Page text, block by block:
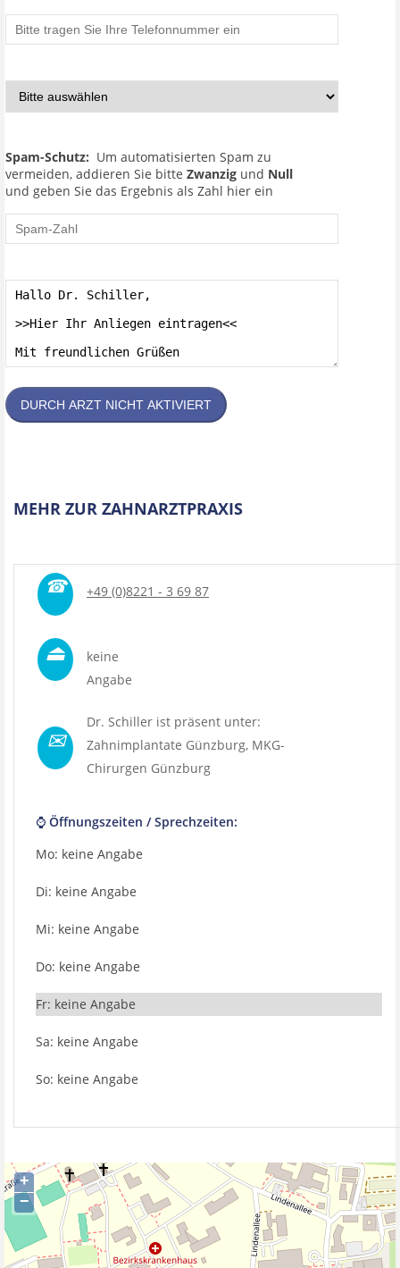
Spam-Schutz: Um automatisierten Spam zu
vermeiden, addieren Sie bitte Zwanzig und Null
und geben Sie das Ergebnis als Zahl hier ein
DURCH ARZT NICHT AKTIVIERT
MEHR ZUR ZAHNARZTPRAXIS
☎ +49 (0)8221 - 3 69 87
⏏
keine
Angabe
✉
Dr. Schiller ist präsent unter:
Zahnimplantate Günzburg, MKG-
Chirurgen Günzburg
⌚ Öffnungszeiten / Sprechzeiten:
Mo: keine Angabe
Di: keine Angabe
Mi: keine Angabe
Do: keine Angabe
Fr: keine Angabe
Sa: keine Angabe
So: keine Angabe